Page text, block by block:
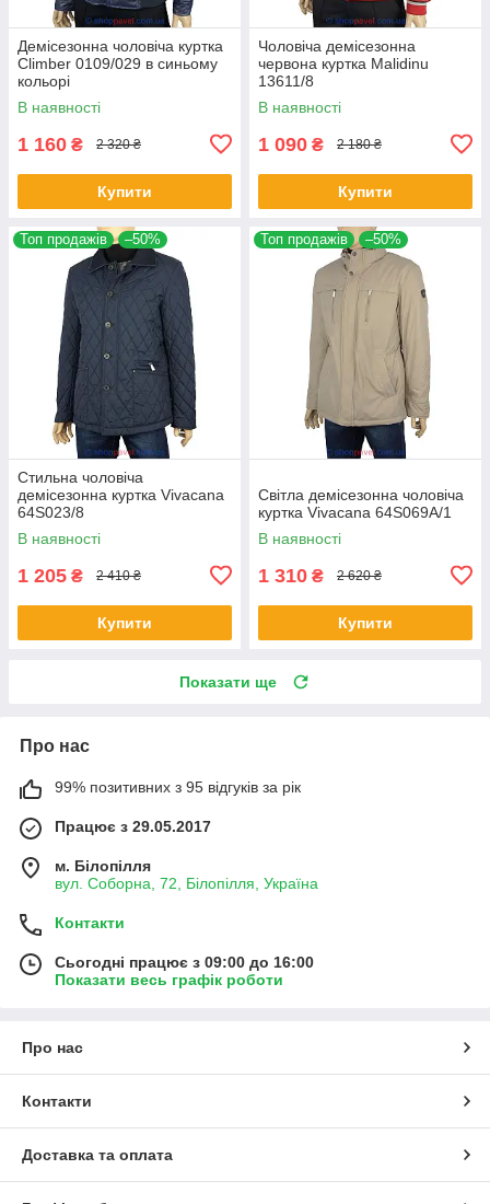
Демісезонна чоловіча куртка
Climber 0109/029 в синьому
кольорі
В наявності
1 160 ₴ 2 320 ₴
Купити
Чоловіча демісезонна
червона куртка Malidinu
13611/8
В наявності
1 090 ₴ 2 180 ₴
Купити
Топ продажів –50%
Стильна чоловіча
демісезонна куртка Vivacana
64S023/8
В наявності
1 205 ₴ 2 410 ₴
Купити
Топ продажів –50%
Світла демісезонна чоловіча
куртка Vivacana 64S069A/1
В наявності
1 310 ₴ 2 620 ₴
Купити
Показати ще
Про нас
99% позитивних з 95 відгуків за рік
Працює з 29.05.2017
м. Білопілля
вул. Соборна, 72, Білопілля, Україна
Контакти
Сьогодні працює з 09:00 до 16:00
Показати весь графік роботи
Про нас
Контакти
Доставка та оплата